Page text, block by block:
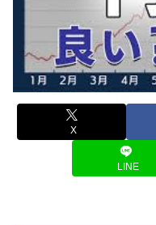
X
LINE